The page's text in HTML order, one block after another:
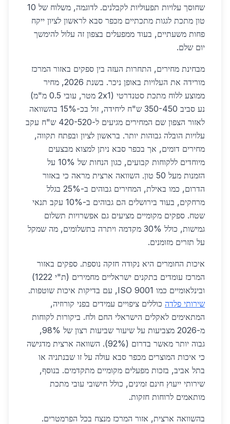
שחוסך עלויות תפעוליות לקבלנים. לדוגמה, משלוח של 10
טון מתכת לגגות מתכתיים מכפר סבא לראשון לציון ייקח
פחות משעתיים, בעוד ממפעלים בצפון זה עלול להימשך
יום שלם.
מבחינת מחירים, התחרות העזה בין ספקים באזור המרכז
מורידה את העלויות באופן ניכר. בשנת 2026, מחיר
ממוצע ללוח מתכת סטנדרטי (2x1 מטר, עובי 0.5 מ"מ)
נע סביב 350-450 ש"ח ליחידה, זול בכ-15% בהשוואה
לאזור הצפון שם המחירים מגיעים ל-420-520 ש"ח עקב
עלויות הובלה גבוהות יותר. בראשון לציון ובפתח תקווה,
מחירים דומים, אך בכפר סבא ניתן למצוא מבצעים
מיוחדים ללקוחות קבועים, כגון הנחות של 10% על
הזמנות מעל 50 טון. השוואה ארצית מראה כי באזור
הדרום, כמו באילת, המחירים גבוהים ב-25% בגלל
מרחקים, בעוד בירושלים הם גבוהים ב-10% עקב תנאי
שטח. ספקים מקומיים מציעים גם אפשרויות תשלום
גמישות, כולל 30% מקדמה ויתרה בתשלומים, מה שמקל
על תזרים מזומנים.
איכות החומרים היא נקודה חזקה נוספת. ספקים באזור
המרכז עומדים בתקנים ישראליים מחמירים (ת"י 1222)
ובינלאומיים כמו ISO 9001, עם בדיקות איכות שוטפות.
שירותי פלדה כוללים ציפויים עמידים בפני קורוזיה,
המתאימים לאקלים הישראלי החם ולח. ביקורות לקוחות
מ-2026 מצביעות על שיעור שביעות רצון של 98%,
גבוה יותר מאשר בדרום (92%). השוואה ארצית מדגישה
כי איכות המוצרים מכפר סבא עולה על זו שבנתניה או
בתל אביב, בזכות מפעלים מקומיים מתקדמים. בנוסף,
שירותי ייעוץ חינם זמינים, כולל חישובי עובי מתכת
מותאמים לרוחות חזקות.
בהשוואה ארצית, אזור המרכז מנצח בכל הפרמטרים.